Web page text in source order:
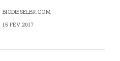
BIODIESELBR.COM
15 FEV 2017